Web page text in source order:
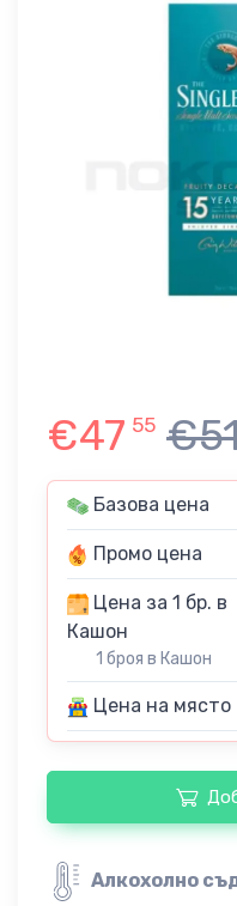
€47 55
Базова цена
Промо цена
Цена за 1 бр. в
Кашон
1 броя в Кашон
Цена на място
Алкохолно